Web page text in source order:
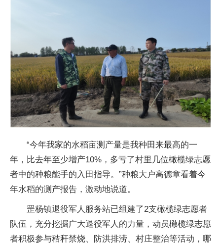
“今年我家的水稻亩测产量是我种田来最高的一
年，比去年至少增产10%，多亏了村里几位橄榄绿志愿
者中的种粮能手的入田指导。”种粮大户高德章看着今
年水稻的测产报告，激动地说道。
罡杨镇退役军人服务站已组建了2支橄榄绿志愿者
队伍，充分挖掘广大退役军人的力量，动员橄榄绿志愿
者积极参与秸秆禁烧、防洪排涝、村庄整治等活动，哪